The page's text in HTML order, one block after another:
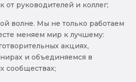
руководителей и коллег;
волне. Мы не только работаем
меняем мир к лучшему:
акциях,
и объединяемся в
сообществах;